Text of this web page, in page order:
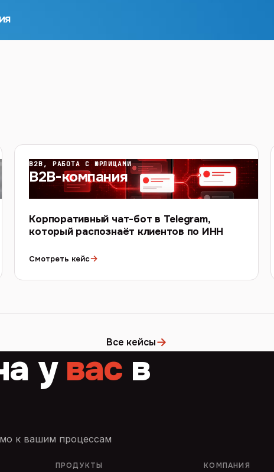
B2B, РАБОТА С ЮРЛИЦАМИ
B2B-компания
Корпоративный чат-бот в Telegram,
который распознаёт клиентов по ИНН
Смотреть кейс→
Все кейсы→
у вас в
к вашим процессам
ПРОДУКТЫ КОМПАНИЯ